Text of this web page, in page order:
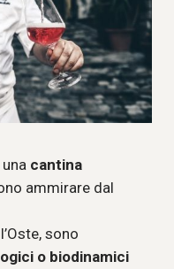
cantina
ammirare dal
sono
o biodinamici